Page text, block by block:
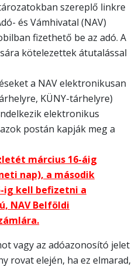
szereplő linkre
és Vámhivatal (NAV)
fizethető be az adó. A
kötelezettek átutalással
a NAV elektronikusan
KÜNY-tárhelyre)
elektronikus
postán kapják meg a
március 16-áig
nap), a második
ig kell befizetni a
NAV Belföldi
vagy az adóazonosító jelet
rovat elején, ha ez elmarad,